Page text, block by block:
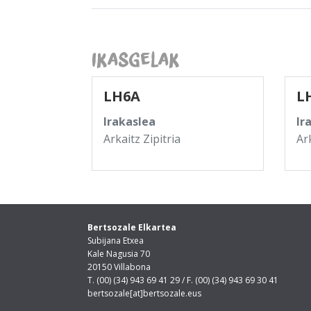
Ikasgelak
LH6A
Irakaslea
Arkaitz Zipitria
Bertsozale Elkartea
Subijana Etxea
Kale Nagusia 70
20150 Villabona
T. (00) (34) 943 69 41 29 / F. (00) (34) 943 69 30 41
bertsozale[at]bertsozale.eus